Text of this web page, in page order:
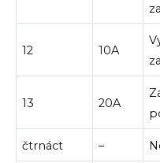
12 10A
13 20A
čtrnáct –